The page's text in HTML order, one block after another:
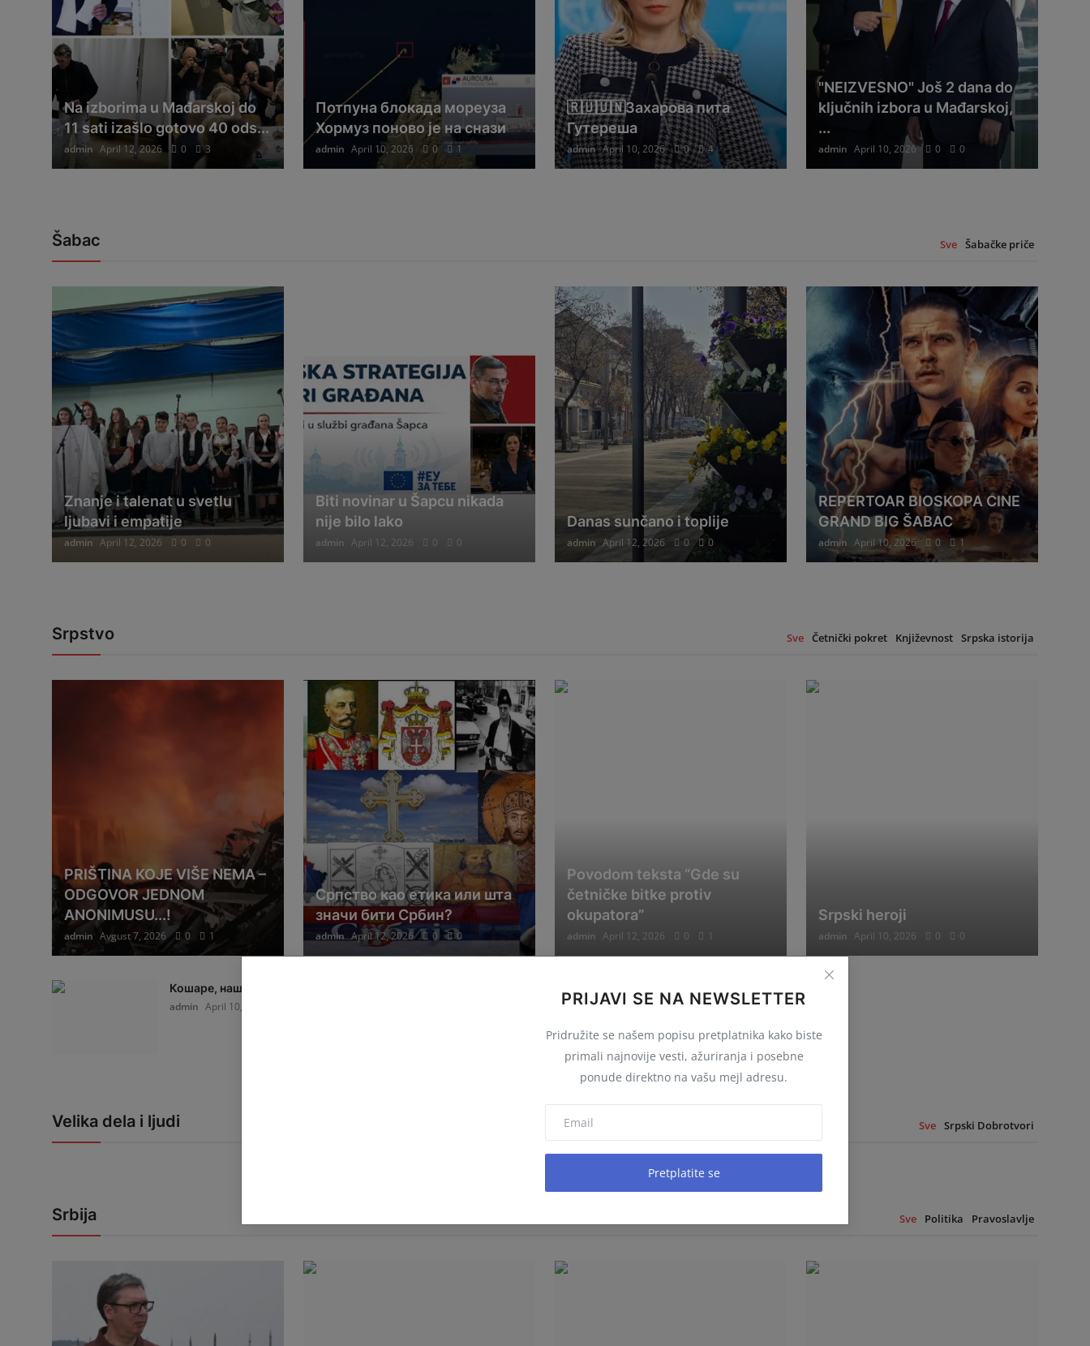
PRIJAVI SE NA NEWSLETTER
Pridružite se našem popisu pretplatnika kako biste
primali najnovije vesti, ažuriranja i posebne
ponude direktno na vašu mejl adresu.
Pretplatite se
Na izborima u Mađarskoj do
11 sati izašlo gotovo 40 ods...
admin April 12, 2026 0 3
Потпуна блокада мореуза
Хормуз поново је на снази
admin April 10, 2026 0 1
🇷🇺🇺🇳Захарова пита
Гутереша
admin April 10, 2026 0 4
"NEIZVESNO" Još 2 dana do
ključnih izbora u Mađarskoj,
...
admin April 10, 2026 0 0
Šabac Sve Šabačke priče
Znanje i talenat u svetlu
ljubavi i empatije
admin April 12, 2026 0 0
Biti novinar u Šapcu nikada
nije bilo lako
admin April 12, 2026 0 0
Danas sunčano i toplije
admin April 12, 2026 0 0
REPERTOAR BIOSKOPA CINE
GRAND BIG ŠABAC
admin April 10, 2026 0 1
Srpstvo Sve Četnički pokret Književnost Srpska istorija
PRIŠTINA KOJE VIŠE NEMA –
ODGOVOR JEDNOM
ANONIMUSU...!
admin Avgust 7, 2026 0 1
Српство као етика или шта
значи бити Србин?
admin April 12, 2026 0 0
Povodom teksta “Gde su
četničke bitke protiv
okupatora”
admin April 12, 2026 0 1
Srpski heroji
admin April 10, 2026 0 0
Кошаре, наша прича
admin April 10, 2026
Velika dela i ljudi Sve Srpski Dobrotvori
Srbija Sve Politika Pravoslavlje